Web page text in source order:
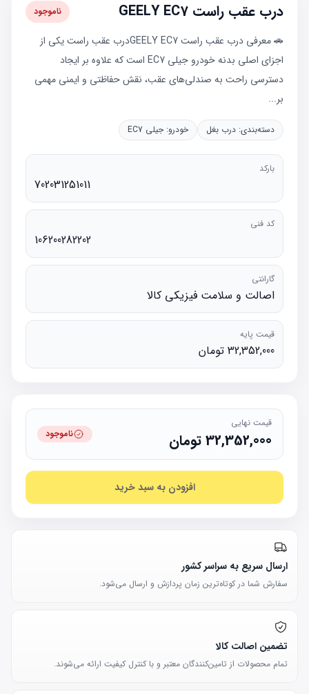
درب عقب راست GEELY EC7 ناموجود
🚗 معرفی درب عقب راست GEELY EC7درب عقب راست یکی از
اجزای اصلی بدنه خودرو جیلی EC7 است که علاوه بر ایجاد
دسترسی راحت به صندلی‌های عقب، نقش حفاظتی و ایمنی مهمی
بر...
دسته‌بندی: درب بغل خودرو: جیلی EC7
بارکد
702031251011
کد فنی
106200282202
گارانتی
اصالت و سلامت فیزیکی کالا
قیمت پایه
32,352,000 تومان
قیمت نهایی
32,352,000تومان ناموجود
افزودن به سبد خرید
ارسال سریع به سراسر کشور
سفارش شما در کوتاه‌ترین زمان پردازش و ارسال می‌شود.
تضمین اصالت کالا
تمام محصولات از تامین‌کنندگان معتبر و با کنترل کیفیت ارائه می‌شوند.